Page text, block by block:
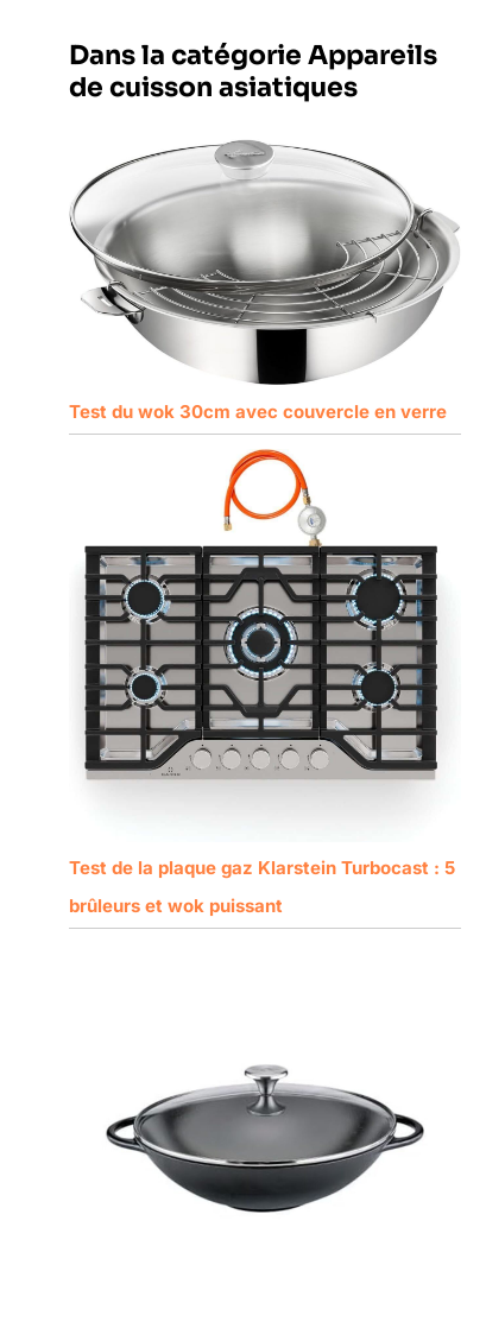
Dans la catégorie Appareils
de cuisson asiatiques
Test du wok 30cm avec couvercle en verre
Test de la plaque gaz Klarstein Turbocast : 5
brûleurs et wok puissant